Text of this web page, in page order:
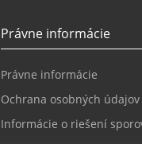
Právne informácie
Právne informácie
Ochrana osobných údajov
Informácie o riešení